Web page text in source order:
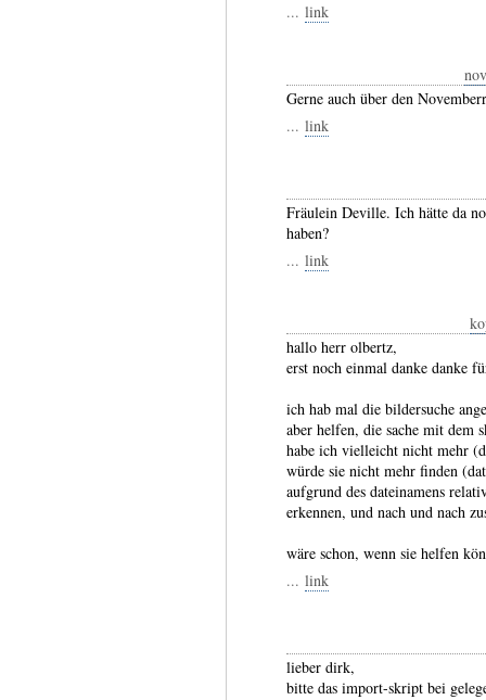
... link
Gerne auch über den
... link
Fräulein Deville. Ich hätte da
haben?
... link
hallo herr olbertz,
erst noch einmal danke danke
ich hab mal die bildersuche
aber helfen, die sache mit dem
habe ich vielleicht nicht mehr
würde sie nicht mehr finden
aufgrund des dateinamens
erkennen, und nach und nach
wäre schon, wenn sie helfen
... link
lieber dirk,
bitte das import-skript bei